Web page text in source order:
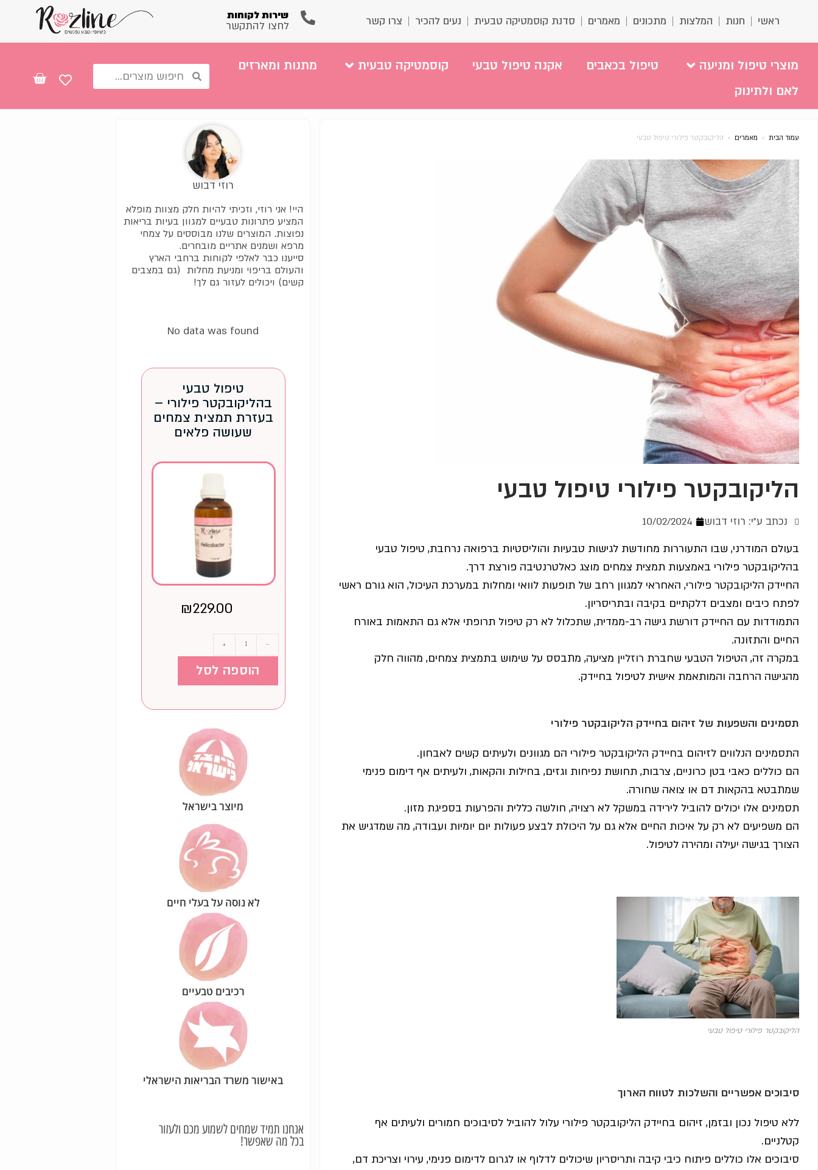
ראשי חנות המלצות מתכונים מאמרים סדנת קוסמטיקה טבעית נעים להכיר צרו קשר שירות לקוחות
לחצו להתקשר
מוצרי טיפול ומניעה טיפול בכאבים אקנה טיפול טבעי קוסמטיקה טבעית
מתנות ומארזים
לאם ולתינוק
עמוד הבית > מאמרים > הליקובקטר פילורי טיפול טבעי
הליקובקטר פילורי טיפול טבעי
נכתב ע"י: רוזי דבוש
10/02/2024
בעולם המודרני, שבו התעוררות מחודשת לגישות טבעיות והוליסטיות ברפואה נרחבת, טיפול טבעי
בהליקובקטר פילורי באמצעות תמצית צמחים מוצג כאלטרנטיבה פורצת דרך.
החיידק הליקובקטר פילורי, האחראי למגוון רחב של תופעות לוואי ומחלות במערכת העיכול, הוא גורם ראשי
לפתח כיבים ומצבים דלקתיים בקיבה ובתריסריון.
התמודדות עם החיידק דורשת גישה רב-ממדית, שתכלול לא רק טיפול תרופתי אלא גם התאמות באורח
החיים והתזונה.
במקרה זה, הטיפול הטבעי שחברת רוזליין מציעה, מתבסס על שימוש בתמצית צמחים, מהווה חלק
מהגישה הרחבה והמותאמת אישית לטיפול בחיידק.
תסמינים והשפעות של זיהום בחיידק הליקובקטר פילורי
התסמינים הנלווים לזיהום בחיידק הליקובקטר פילורי הם מגוונים ולעיתים קשים לאבחון.
הם כוללים כאבי בטן כרוניים, צרבות, תחושת נפיחות וגזים, בחילות והקאות, ולעיתים אף דימום פנימי
שמתבטא בהקאות דם או צואה שחורה.
תסמינים אלו יכולים להוביל לירידה במשקל לא רצויה, חולשה כללית והפרעות בספיגת מזון.
הם משפיעים לא רק על איכות החיים אלא גם על היכולת לבצע פעולות יום יומיות ועבודה, מה שמדגיש את
הצורך בגישה יעילה ומהירה לטיפול.
הליקובקטר פילורי טיפול טבעי
סיבוכים אפשריים והשלכות לטווח הארוך
ללא טיפול נכון ובזמן, זיהום בחיידק הליקובקטר פילורי עלול להוביל לסיבוכים חמורים ולעיתים אף
קטלניים.
סיבוכים אלו כוללים פיתוח כיבי קיבה ותריסריון שיכולים לדלוף או לגרום לדימום פנימי, עירוי וצריכת דם,
רוזי דבוש
היי! אני רוזי, וזכיתי להיות חלק מצוות מופלא
המציע פתרונות טבעיים למגוון בעיות בריאות
נפוצות. המוצרים שלנו מבוססים על צמחי
מרפא ושמנים אתריים מובחרים.
סייענו כבר לאלפי לקוחות ברחבי הארץ
והעולם בריפוי ומניעת מחלות (גם במצבים
קשים) ויכולים לעזור גם לך!
No data was found
טיפול טבעי
בהליקובקטר פילורי –
בעזרת תמצית צמחים
שעושה פלאים
₪229.00
-
+
הוספה לסל
מיוצר בישראל
לא נוסה על בעלי חיים
רכיבים טבעיים
באישור משרד הבריאות הישראלי
אנחנו תמיד שמחים לשמוע מכם ולעזור
בכל מה שאפשר!